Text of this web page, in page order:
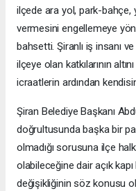
ilçede ara yol, park-bahçe,
vermesini engellemeye
bahsetti. Şiranlı iş insanı
ilçeye olan katkılarının
icraatlerin ardından
Şiran Belediye Başkanı
doğrultusunda başka bir
olmadığı sorusuna ilçe
olabileceğine dair açık
değişikliğinin söz konusu